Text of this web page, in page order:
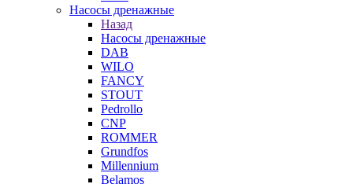
Насосы дренажные
Назад
Насосы дренажные
DAB
WILO
FANCY
STOUT
Pedrollo
CNP
ROMMER
Grundfos
Millennium
Belamos